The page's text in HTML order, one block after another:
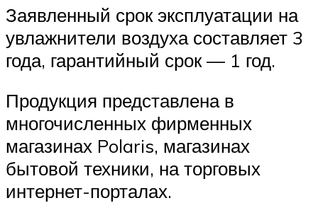
Заявленный срок эксплуатации на
увлажнители воздуха составляет 3
года, гарантийный срок — 1 год.
Продукция представлена в
многочисленных фирменных
магазинах Polaris, магазинах
бытовой техники, на торговых
интернет-порталах.